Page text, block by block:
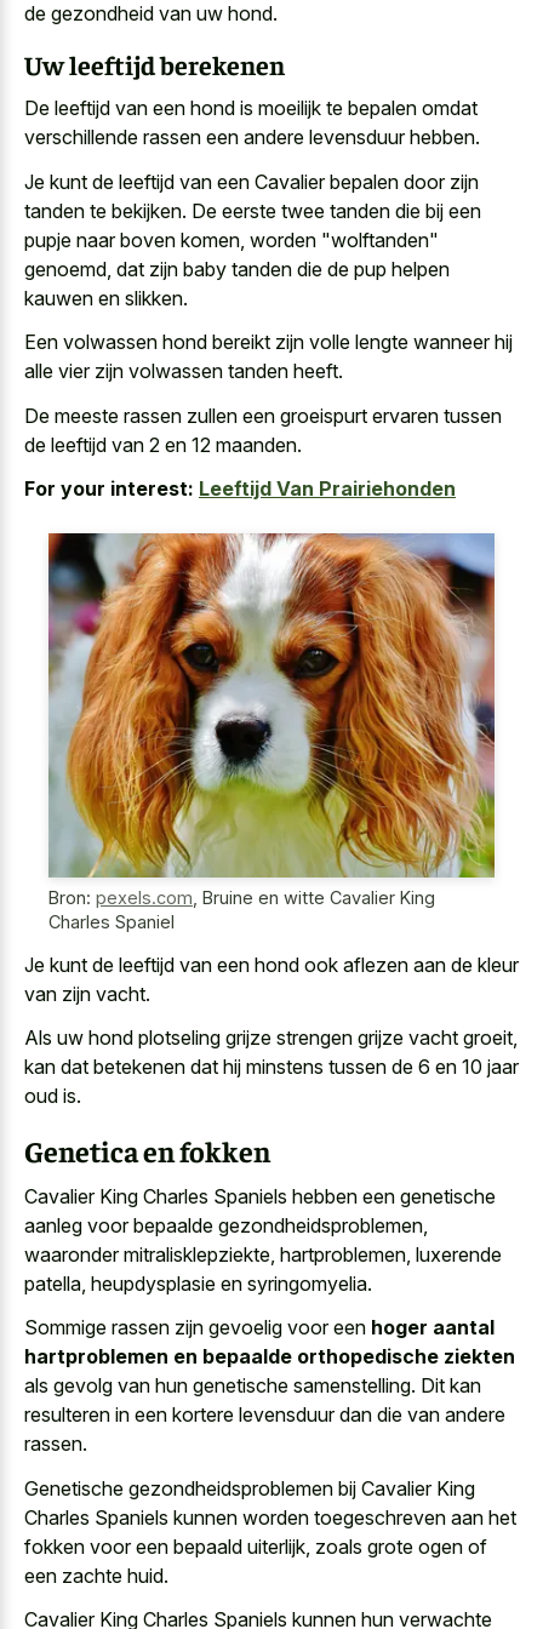
de gezondheid van uw hond.
Uw leeftijd berekenen
De leeftijd van een hond is moeilijk te bepalen omdat
verschillende rassen een andere levensduur hebben.
Je kunt de leeftijd van een Cavalier bepalen door zijn
tanden te bekijken. De eerste twee tanden die bij een
pupje naar boven komen, worden "wolftanden"
genoemd, dat zijn baby tanden die de pup helpen
kauwen en slikken.
Een volwassen hond bereikt zijn volle lengte wanneer hij
alle vier zijn volwassen tanden heeft.
De meeste rassen zullen een groeispurt ervaren tussen
de leeftijd van 2 en 12 maanden.
For your interest: Leeftijd Van Prairiehonden
Bron: pexels.com Bruine en witte Cavalier King
Charles Spaniel
Je kunt de leeftijd van een hond ook aflezen aan de kleur
van zijn vacht.
Als uw hond plotseling grijze strengen grijze vacht groeit,
kan dat betekenen dat hij minstens tussen de 6 en 10 jaar
oud is.
Genetica en fokken
Cavalier King Charles Spaniels hebben een genetische
aanleg voor bepaalde gezondheidsproblemen,
waaronder mitralisklepziekte, hartproblemen, luxerende
patella, heupdysplasie en syringomyelia.
Sommige rassen zijn gevoelig voor een hoger aantal
hartproblemen en bepaalde orthopedische ziekten
als gevolg van hun genetische samenstelling. Dit kan
resulteren in een kortere levensduur dan die van andere
rassen.
Genetische gezondheidsproblemen bij Cavalier King
Charles Spaniels kunnen worden toegeschreven aan het
fokken voor een bepaald uiterlijk, zoals grote ogen of
een zachte huid.
Cavalier King Charles Spaniels kunnen hun verwachte